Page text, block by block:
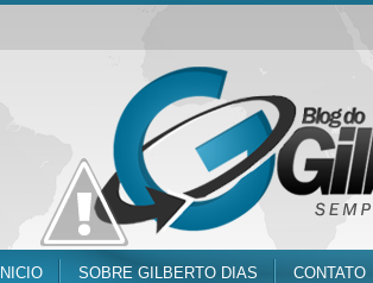
INICIO SOBRE GILBERTO DIAS CONTATO